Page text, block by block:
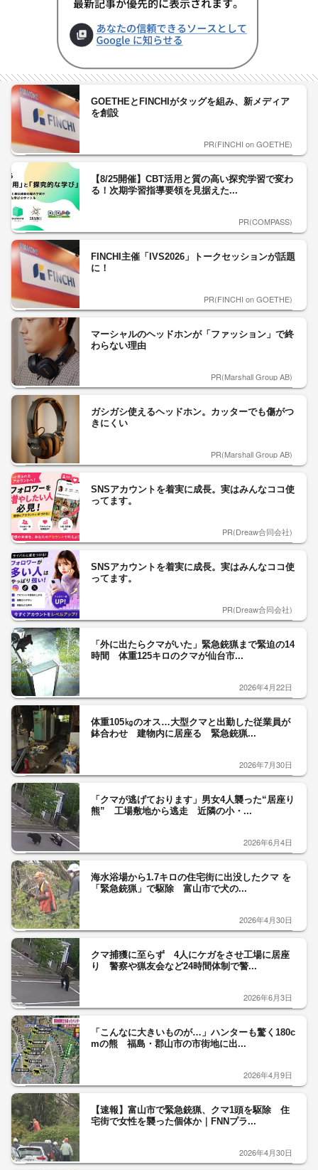
GOETHEとFINCHIがタッグを組み、新メディア
を創設
PR(FINCHI on GOETHE)
【8/25開催】CBT活用と質の高い探究学習で変わ
る！次期学習指導要領を見据えた...
PR(COMPASS)
FINCHI主催「IVS2026」トークセッションが話題
に！
PR(FINCHI on GOETHE)
マーシャルのヘッドホンが「ファッション」で終
わらない理由
PR(Marshall Group AB)
ガシガシ使えるヘッドホン。カッターでも傷がつ
きにくい
PR(Marshall Group AB)
SNSアカウントを着実に成長。実はみんなココ使
ってます。
PR(Dreaw合同会社)
SNSアカウントを着実に成長。実はみんなココ使
ってます。
PR(Dreaw合同会社)
「外に出たらクマがいた」緊急銃猟まで緊迫の14
時間 体重125キロのクマが仙台市...
2026年4月22日
体重105㎏のオス…大型クマと出勤した従業員が
鉢合わせ 建物内に居座る 緊急銃猟...
2026年7月30日
「クマが逃げております」男女4人襲った“居座り
熊” 工場敷地から逃走 近隣の小・...
2026年6月4日
海水浴場から1.7キロの住宅街に出没したクマ を
「緊急銃猟」で駆除 富山市で犬の...
2026年4月30日
クマ捕獲に至らず 4人にケガをさせ工場に居座
り 警察や猟友会など24時間体制で警...
2026年6月3日
「こんなに大きいものが…」ハンターも驚く180c
mの熊 福島・郡山市の市街地に出...
2026年4月9日
【速報】富山市で緊急銃猟、クマ1頭を駆除 住
宅街で女性を襲った個体か｜FNNプラ...
2026年4月30日